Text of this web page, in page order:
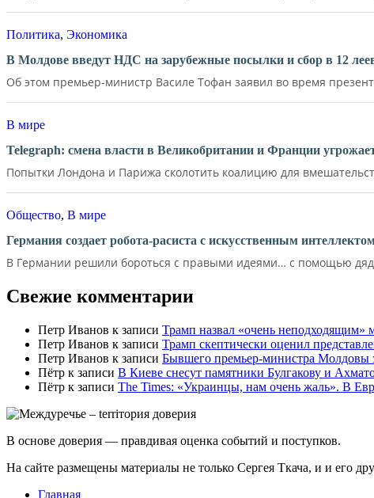
Политика, Экономика
В Молдове введут НДС на зарубежные посылки и сбор в 12
Об этом премьер-министр Василе Тофан заявил во время
В мире
Telegraph: смена власти в Великобритании и Франции
Попытки Лондона и Парижа сколотить коалицию для
Общество, В мире
Германия создает робота-расиста с искусственным
В Германии решили бороться с правыми идеями… с помощью
Свежие комментарии
Петр Иванов к записи Трамп назвал «очень
Петр Иванов к записи Трамп скептически оценил
Петр Иванов к записи Бывшего премьер-министра Молдовы
Пётр к записи В Киеве снесут памятники Булгакову и
Пётр к записи Тhe Times: «Украинцы, нам очень жаль». В
В основе доверия — правдивая оценка событий и поступков.
На сайте размещены материалы не только Сергея Ткача, и и его
Главная